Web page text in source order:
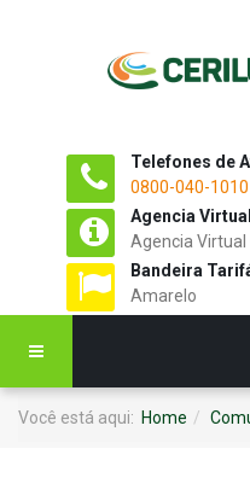
Telefones de
0800-040-1010
Agencia Virtual
Agencia Virtual
Bandeira
Amarelo
Você está aqui: Home